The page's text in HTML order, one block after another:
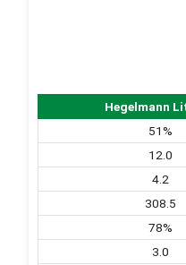
Hegelmann
51%
12.0
4.2
308.5
78%
3.0